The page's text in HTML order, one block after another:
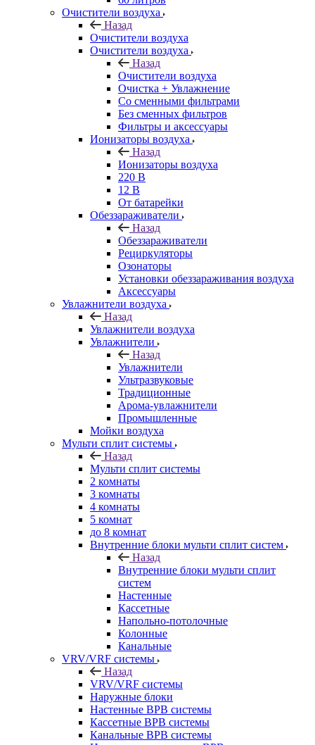
Очистители воздуха
Назад
Очистители воздуха
Очистители воздуха
Назад
Очистители воздуха
Очистка + Увлажнение
Cо сменными фильтрами
Без сменных фильтров
Фильтры и аксессуары
Ионизаторы воздуха
Назад
Ионизаторы воздуха
220 В
12 В
От батарейки
Обеззараживатели
Назад
Обеззараживатели
Рециркуляторы
Озонаторы
Установки обеззараживания воздуха
Аксессуары
Увлажнители воздуха
Назад
Увлажнители воздуха
Увлажнители
Назад
Увлажнители
Ультразвуковые
Традиционные
Арома-увлажнители
Промышленные
Мойки воздуха
Мульти сплит системы
Назад
Мульти сплит системы
2 комнаты
3 комнаты
4 комнаты
5 комнат
до 8 комнат
Внутренние блоки мульти сплит систем
Назад
Внутренние блоки мульти сплит
систем
Настенные
Кассетные
Напольно-потолочные
Колонные
Канальные
VRV/VRF системы
Назад
VRV/VRF системы
Наружные блоки
Настенные ВРВ системы
Кассетные ВРВ системы
Канальные ВРВ системы